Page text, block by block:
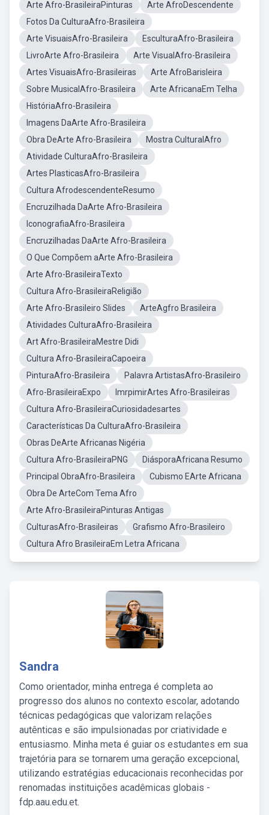
Arte Afro-BrasileiraPinturas
Arte AfroDescendente
Fotos Da CulturaAfro-Brasileira
Arte VisuaisAfro-Brasileira
EsculturaAfro-Brasileira
LivroArte Afro-Brasileira
Arte VisualAfro-Brasileira
Artes VisuaisAfro-Brasileiras
Arte AfroBarisleira
Sobre MusicalAfro-Brasileira
Arte AfricanaEm Telha
HistóriaAfro-Brasileira
Imagens DaArte Afro-Brasileira
Obra DeArte Afro-Brasileira
Mostra CulturalAfro
Atividade CulturaAfro-Brasileira
Artes PlasticasAfro-Brasileira
Cultura AfrodescendenteResumo
Encruzilhada DaArte Afro-Brasileira
IconografiaAfro-Brasileira
Encruzilhadas DaArte Afro-Brasileira
O Que Compõem aArte Afro-Brasileira
Arte Afro-BrasileiraTexto
Cultura Afro-BrasileiraReligião
Arte Afro-Brasileiro Slides
ArteAgfro Brasileira
Atividades CulturaAfro-Brasileira
Art Afro-BrasileiraMestre Didi
Cultura Afro-BrasileiraCapoeira
PinturaAfro-Brasileira
Palavra ArtistasAfro-Brasileiro
Afro-BrasileiraExpo
ImrpimirArtes Afro-Brasileiras
Cultura Afro-BrasileiraCuriosidadesartes
Características Da CulturaAfro-Brasileira
Obras DeArte Africanas Nigéria
Cultura Afro-BrasileiraPNG
DiásporaAfricana Resumo
Principal ObraAfro-Brasileira
Cubismo EArte Africana
Obra De ArteCom Tema Afro
Arte Afro-BrasileiraPinturas Antigas
CulturasAfro-Brasileiras
Grafismo Afro-Brasileiro
Cultura Afro BrasileiraEm Letra Africana
Sandra
Como orientador, minha entrega é completa ao
progresso dos alunos no contexto escolar, adotando
técnicas pedagógicas que valorizam relações
autênticas e são impulsionadas por criatividade e
entusiasmo. Minha meta é guiar os estudantes em sua
trajetória para se tornarem uma geração excepcional,
utilizando estratégias educacionais reconhecidas por
renomadas instituições acadêmicas globais -
fdp.aau.edu.et.